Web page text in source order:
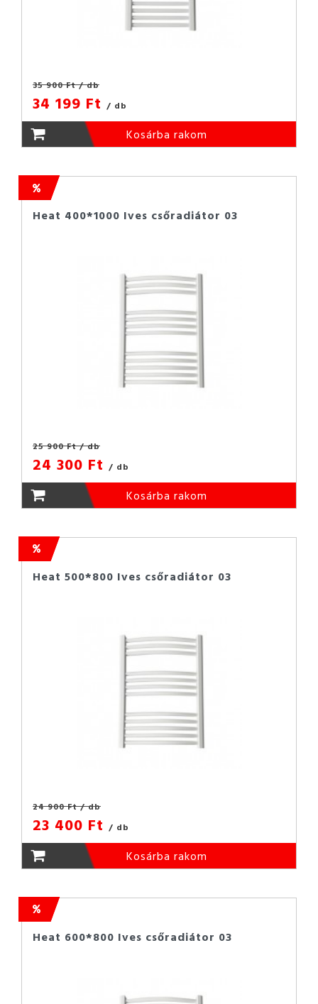
35 900 Ft/ db
34 199 Ft / db
Kosárba rakom
Heat 400*1000 Ives csőradiátor 03
25 900 Ft/ db
24 300 Ft / db
Kosárba rakom
Heat 500*800 Ives csőradiátor 03
24 900 Ft/ db
23 400 Ft / db
Kosárba rakom
Heat 600*800 Ives csőradiátor 03